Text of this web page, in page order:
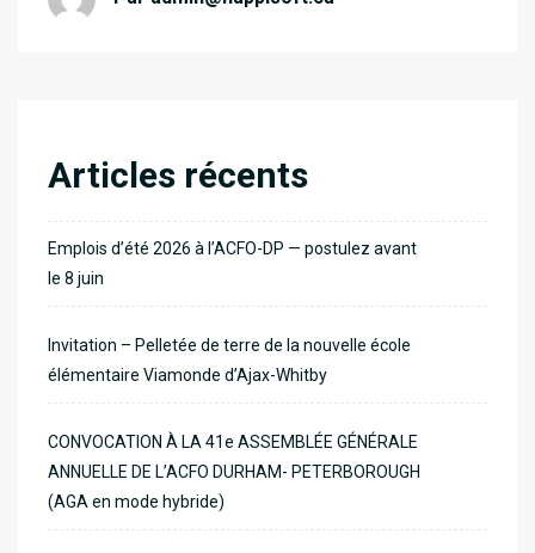
Articles récents
Emplois d’été 2026 à l’ACFO-DP — postulez avant
le 8 juin
Invitation – Pelletée de terre de la nouvelle école
élémentaire Viamonde d’Ajax-Whitby
CONVOCATION À LA 41e ASSEMBLÉE GÉNÉRALE
ANNUELLE DE L’ACFO DURHAM- PETERBOROUGH
(AGA en mode hybride)